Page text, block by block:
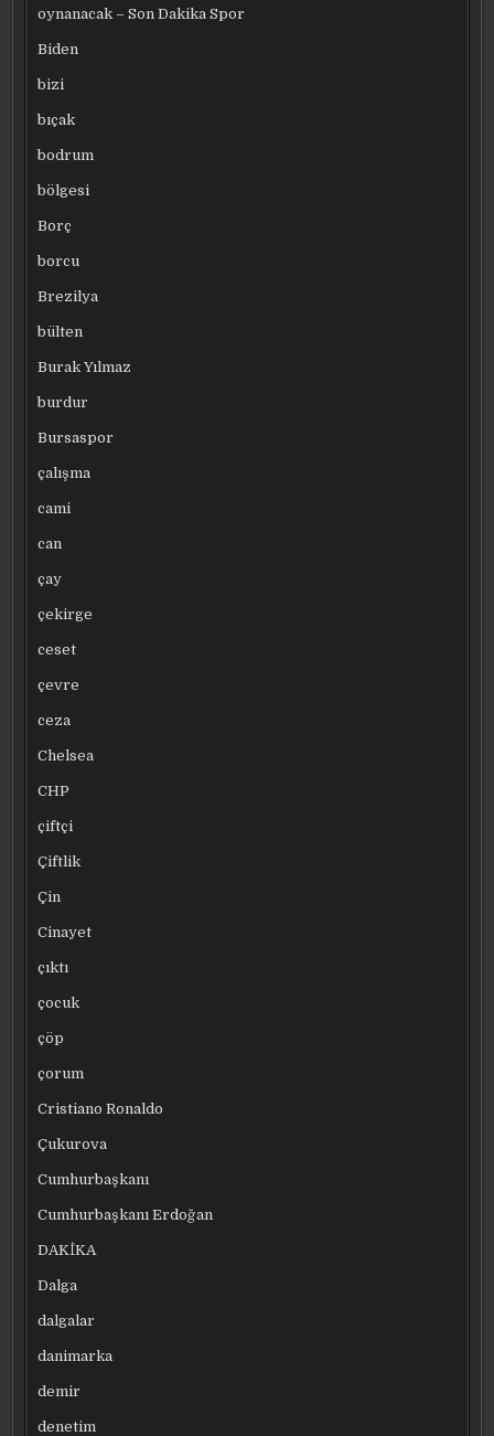
oynanacak – Son Dakika Spor
Biden
bizi
bıçak
bodrum
bölgesi
Borç
borcu
Brezilya
bülten
Burak Yılmaz
burdur
Bursaspor
çalışma
cami
can
çay
çekirge
ceset
çevre
ceza
Chelsea
CHP
çiftçi
Çiftlik
Çin
Cinayet
çıktı
çocuk
çöp
çorum
Cristiano Ronaldo
Çukurova
Cumhurbaşkanı
Cumhurbaşkanı Erdoğan
DAKİKA
Dalga
dalgalar
danimarka
demir
denetim